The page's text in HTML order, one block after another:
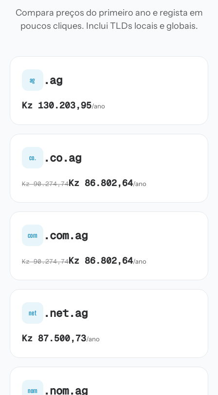
Compara preços do primeiro ano e regista em
poucos cliques. Inclui TLDs locais e globais.
ag .ag
Kz 130.203,95/ano
co. .co.ag
Kz 90.274,74Kz 86.802,64/ano
com .com.ag
Kz 90.274,74Kz 86.802,64/ano
net .net.ag
Kz 87.500,73/ano
nom .nom.ag